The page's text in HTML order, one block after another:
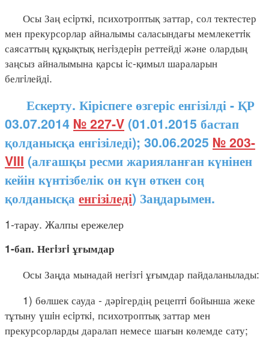
Осы Заң есiрткi, психотроптық заттар, сол тектестер
мен прекурсорлар айналымы саласындағы мемлекеттiк
саясаттың құқықтық негiздерiн реттейдi және олардың
заңсыз айналымына қарсы iс-қимыл шараларын
белгiлейдi.
Ескерту. Кіріспеге өзгеріс енгізілді - ҚР
03.07.2014 № 227-V (01.01.2015 бастап
қолданысқа енгізіледі); 30.06.2025 № 203-
VIII (алғашқы ресми жарияланған күнінен
кейін күнтізбелік он күн өткен соң
қолданысқа енгізіледі) Заңдарымен.
1-тарау. Жалпы ережелер
1-бап. Негiзгi ұғымдар
Осы Заңда мынадай негiзгi ұғымдар пайдаланылады:
1) бөлшек сауда - дәрiгердің рецептi бойынша жеке
тұтыну үшiн есiрткi, психотроптық заттар мен
прекурсорларды даралап немесе шағын көлемде сату;